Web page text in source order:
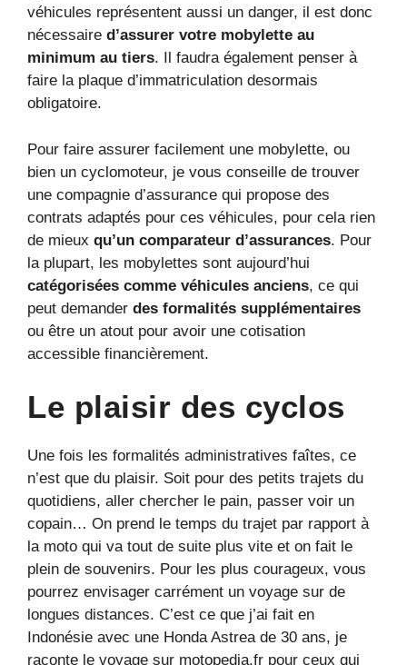
véhicules représentent aussi un danger, il est donc
nécessaire d’assurer votre mobylette au
minimum au tiers. Il faudra également penser à
faire la plaque d’immatriculation desormais
obligatoire.
Pour faire assurer facilement une mobylette, ou
bien un cyclomoteur, je vous conseille de trouver
une compagnie d’assurance qui propose des
contrats adaptés pour ces véhicules, pour cela rien
de mieux qu’un comparateur d’assurances. Pour
la plupart, les mobylettes sont aujourd’hui
catégorisées comme véhicules anciens, ce qui
peut demander des formalités supplémentaires
ou être un atout pour avoir une cotisation
accessible financièrement.
Le plaisir des cyclos
Une fois les formalités administratives faîtes, ce
n’est que du plaisir. Soit pour des petits trajets du
quotidiens, aller chercher le pain, passer voir un
copain… On prend le temps du trajet par rapport à
la moto qui va tout de suite plus vite et on fait le
plein de souvenirs. Pour les plus courageux, vous
pourrez envisager carrément un voyage sur de
longues distances. C’est ce que j’ai fait en
Indonésie avec une Honda Astrea de 30 ans, je
raconte le voyage sur motopedia.fr pour ceux qui